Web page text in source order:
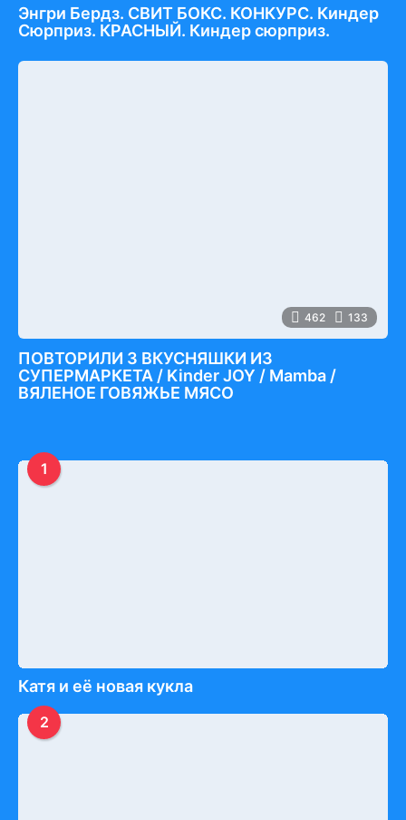
Энгри Бердз. СВИТ БОКС. КОНКУРС. Киндер
Сюрприз. КРАСНЫЙ. Киндер сюрприз.
462 133
ПОВТОРИЛИ 3 ВКУСНЯШКИ ИЗ
СУПЕРМАРКЕТА / Kinder JOY / Mamba /
ВЯЛЕНОЕ ГОВЯЖЬЕ МЯСО
1
Катя и её новая кукла
2